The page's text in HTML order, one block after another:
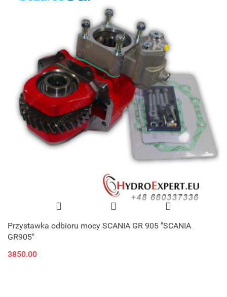
Przystawka odbioru mocy SCANIA GR 905 "SCANIA
GR905"
3850.00